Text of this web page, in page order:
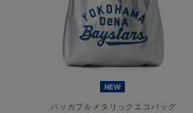
NEW
パッカブルメタリックエコバッグ